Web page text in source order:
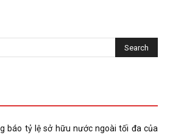
báo tỷ lệ sở hữu nước ngoài tối đa của